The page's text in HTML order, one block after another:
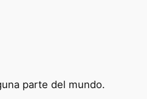
parte del mundo.